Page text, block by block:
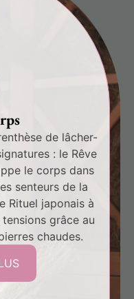
de lâcher-
: le Rêve
le corps dans
senteurs de la
Rituel japonais à
grâce au
chaudes.